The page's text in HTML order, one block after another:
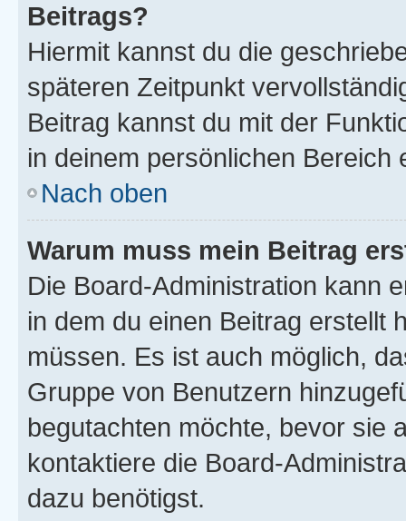
Beitrags?
Hiermit kannst du die
späteren Zeitpunkt
Beitrag kannst du mit der
in deinem persönlichen Bereich
Nach oben
Warum muss mein Beitrag
Die Board-Administration kann
in dem du einen Beitrag erstellt
müssen. Es ist auch möglich,
Gruppe von Benutzern
begutachten möchte, bevor sie
kontaktiere die Board-
dazu benötigst.